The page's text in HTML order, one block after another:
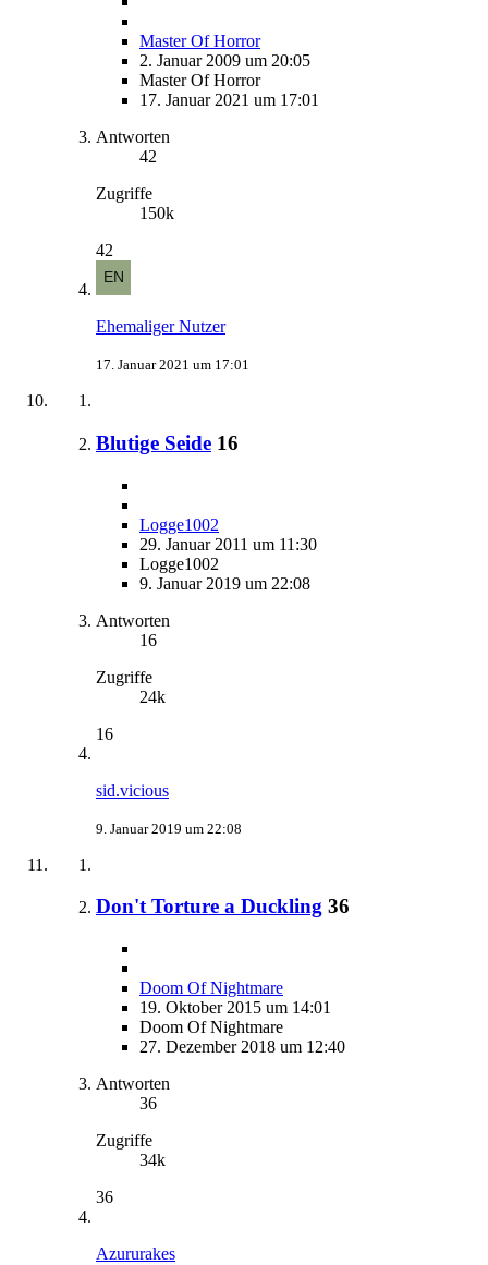
Master Of Horror
2. Januar 2009 um 20:05
Master Of Horror
17. Januar 2021 um 17:01
Antworten
42
Zugriffe
150k
42
Ehemaliger Nutzer
17. Januar 2021 um 17:01
Blutige Seide 16
Logge1002
29. Januar 2011 um 11:30
Logge1002
9. Januar 2019 um 22:08
Antworten
16
Zugriffe
24k
16
sid.vicious
9. Januar 2019 um 22:08
Don't Torture a Duckling 36
Doom Of Nightmare
19. Oktober 2015 um 14:01
Doom Of Nightmare
27. Dezember 2018 um 12:40
Antworten
36
Zugriffe
34k
36
Azururakes